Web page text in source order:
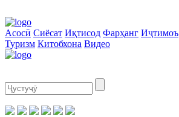
Асосӣ Сиёсат Иқтисод Фарҳанг Иҷтимоъ
Туризм Китобхона Видео